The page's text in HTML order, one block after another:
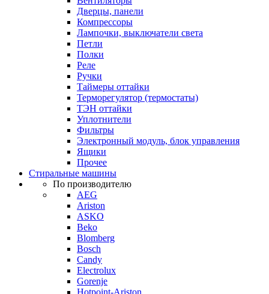
Дверцы, панели
Компрессоры
Лампочки, выключатели света
Петли
Полки
Реле
Ручки
Таймеры оттайки
Терморегулятор (термостаты)
ТЭН оттайки
Уплотнители
Фильтры
Электронный модуль, блок управления
Ящики
Прочее
Стиральные машины
По производителю
AEG
Ariston
ASKO
Beko
Blomberg
Bosch
Candy
Electrolux
Gorenje
Hotpoint-Ariston